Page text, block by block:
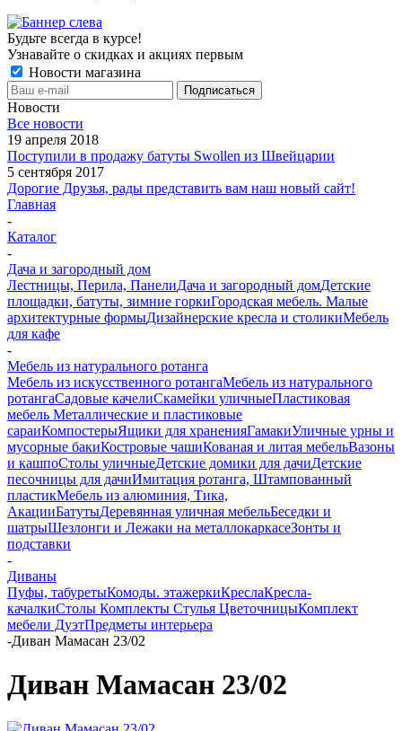
Будьте всегда в курсе!
Узнавайте о скидках и акциях первым
Новости магазина
Новости
Все новости
19 апреля 2018
Поступили в продажу батуты Swollen из Швейцарии
5 сентября 2017
Дорогие Друзья, рады представить вам наш новый сайт!
Главная
-
Каталог
-
Дача и загородный дом
Лестницы, Перила, ПанелиДача и загородный домДетские
площадки, батуты, зимние горкиГородская мебель. Малые
архитектурные формыДизайнерские кресла и столикиМебель
для кафе
-
Мебель из натурального ротанга
Мебель из искусственного ротангаМебель из натурального
ротангаСадовые качелиСкамейки уличныеПластиковая
мебель Металлические и пластиковые
сараиКомпостерыЯщики для храненияГамакиУличные урны и
мусорные бакиКостровые чашиКованая и литая мебельВазоны
и кашпоСтолы уличныеДетские домики для дачиДетские
песочницы для дачиИмитация ротанга, Штампованный
пластикМебель из алюминия, Тика,
АкацииБатутыДеревянная уличная мебельБеседки и
шатрыШезлонги и Лежаки на металлокаркасеЗонты и
подставки
-
Диваны
Пуфы, табуретыКомоды. этажеркиКреслаКресла-
качалкиСтолы Комплекты Стулья ЦветочницыКомплект
мебели ДуэтПредметы интерьера
-Диван Мамасан 23/02
Диван Мамасан 23/02